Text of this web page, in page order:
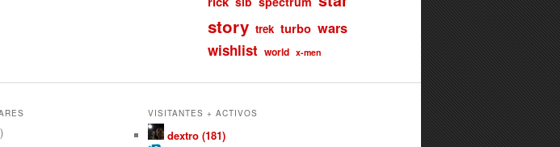
story trek turbo wars
wishlist world x-men
VISITANTES + ACTIVOS
dextro (181)